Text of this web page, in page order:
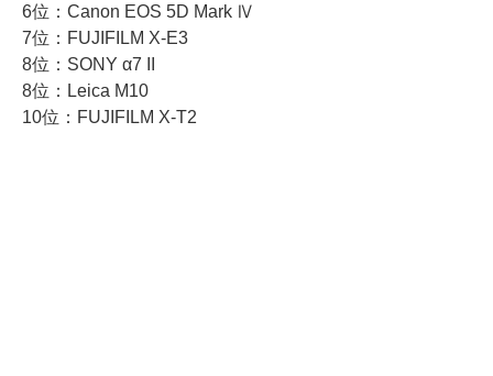
6位：Canon EOS 5D Mark Ⅳ
7位：FUJIFILM X-E3
8位：SONY α7 II
8位：Leica M10
10位：FUJIFILM X-T2